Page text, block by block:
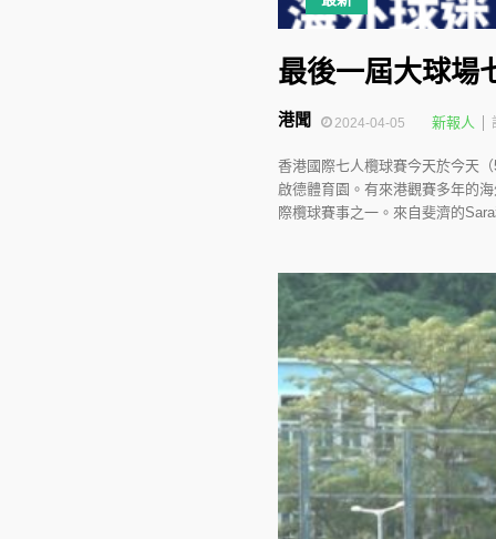
最後一屆大球場
2024-04-05
港聞 新報人
香港國際七人欖球賽今天於今天
啟德體育園。有來港觀賽多年的
際欖球賽事之一。來自斐濟的